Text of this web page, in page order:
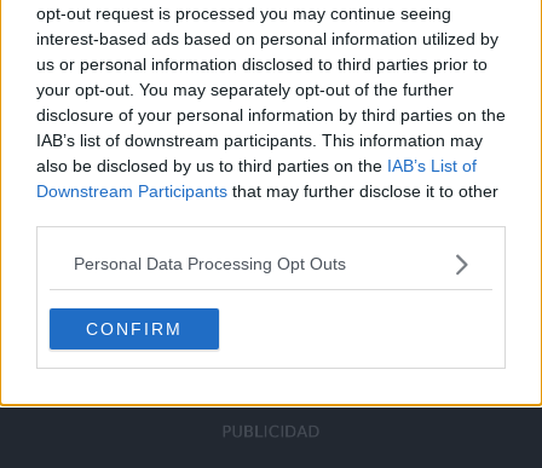
opt-out request is processed you may continue seeing
interest-based ads based on personal information utilized by
us or personal information disclosed to third parties prior to
your opt-out. You may separately opt-out of the further
disclosure of your personal information by third parties on the
IAB’s list of downstream participants. This information may
also be disclosed by us to third parties on the IAB’s List of
Downstream Participants that may further disclose it to other
Personal Data Processing Opt Outs
CONFIRM
Episodio 19
¡Una verdad agridulce!
Episodio 20
¡Entrenamiento de combate de Naboru!